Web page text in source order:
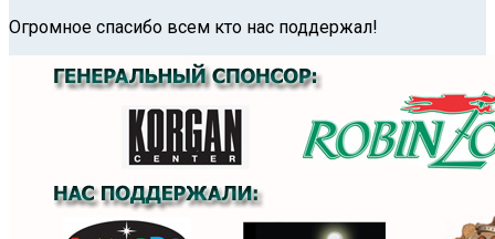
Огромное спасибо всем кто нас поддержал!